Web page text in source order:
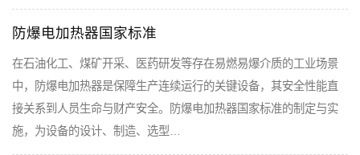
防爆电加热器国家标准
在石油化工、煤矿开采、医药研发等存在易燃易爆介质的工业场景
中，防爆电加热器是保障生产连续运行的关键设备，其安全性能直
接关系到人员生命与财产安全。防爆电加热器国家标准的制定与实
施，为设备的设计、制造、选型…